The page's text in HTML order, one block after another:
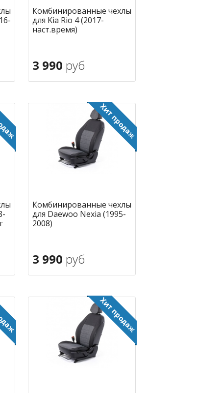
Комбинированные чехлы
для Kia Rio 4 (2017-
наст.время)
3 990 руб
В корзину
Комбинированные чехлы
для Daewoo Nexia (1995-
2008)
3 990 руб